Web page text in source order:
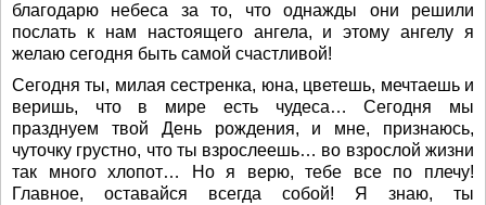
благодарю небеса за то, что однажды они решили
послать к нам настоящего ангела, и этому ангелу я
желаю сегодня быть самой счастливой!
Сегодня ты, милая сестренка, юна, цветешь, мечтаешь и
веришь, что в мире есть чудеса… Сегодня мы
празднуем твой День рождения, и мне, признаюсь,
чуточку грустно, что ты взрослеешь… во взрослой жизни
так много хлопот… Но я верю, тебе все по плечу!
Главное, оставайся всегда собой! Я знаю, ты